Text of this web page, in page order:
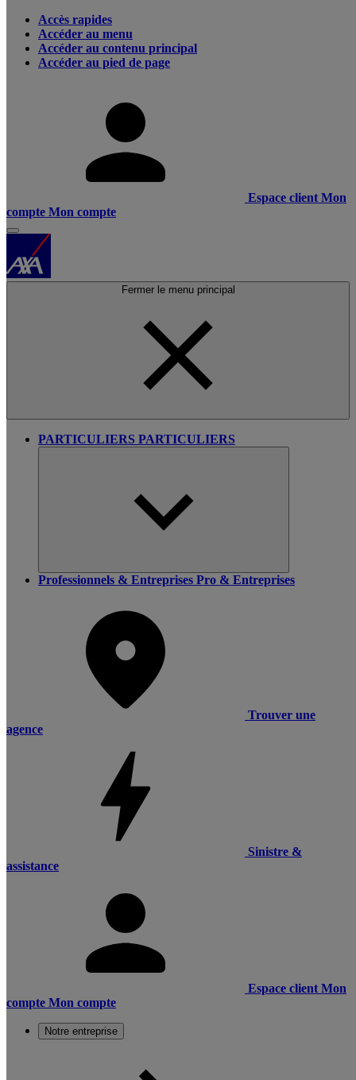
Accès rapides
Accéder au menu
Accéder au contenu principal
Accéder au pied de page
Espace client Mon
compte Mon compte
Fermer le menu principal
PARTICULIERS PARTICULIERS
Professionnels & Entreprises Pro & Entreprises
Trouver une
agence
Sinistre &
assistance
Espace client Mon
compte Mon compte
Notre entreprise